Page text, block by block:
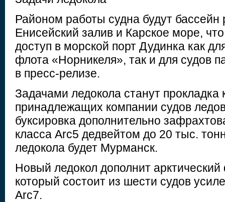
Районом работы судна будут бассейн
Енисейский залив и Карское море,
доступ в морской порт Дудинка как
флота «Норникеля», так и для судов
в пресс-релизе.
Задачами ледокола станут
принадлежащих компании судов
буксировка дополнительно
класса Arc5 дедвейтом до 20 тыс.
ледокола будет Мурманск.
Новый ледокол дополнит
который состоит из шести судов
Arc7.